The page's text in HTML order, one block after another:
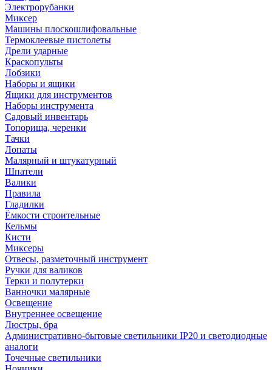
Электрорубанки
Миксер
Машины плоскошлифовальные
Термоклеевые пистолеты
Дрели ударные
Краскопульты
Лобзики
Наборы и ящики
Ящики для инструментов
Наборы инструмента
Садовый инвентарь
Топорища, черенки
Тачки
Лопаты
Малярный и штукатурный
Шпатели
Валики
Правила
Гладилки
Ёмкости строительные
Кельмы
Кисти
Миксеры
Отвесы, разметочный инструмент
Ручки для валиков
Терки и полутерки
Ванночки малярные
Освещение
Внутреннее освещение
Люстры, бра
Административно-бытовые светильники IP20 и светодиодные
аналоги
Точечные светильники